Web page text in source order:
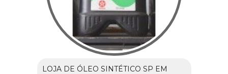
LOJA DE ÓLEO SINTÉTICO SP EM